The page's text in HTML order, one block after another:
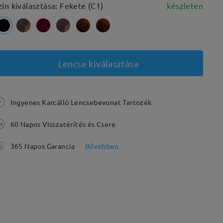
kiválasztása: Fekete (C1) készleten
Lencse kiválasztása
Ingyenes Karcálló Lencsebevonat Tartozék
60 Napos Visszatérítés és Csere
365 Napos Garancia Bővebben